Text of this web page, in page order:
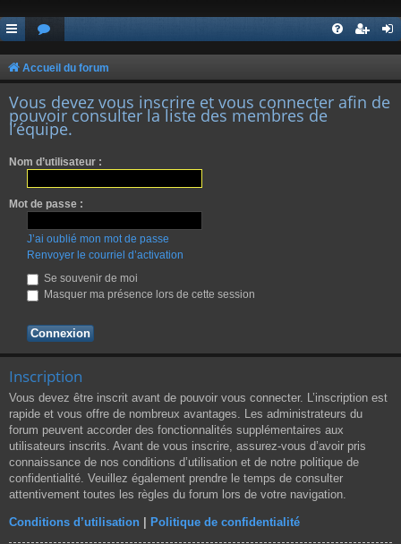
Accueil du forum
Vous devez vous inscrire et vous connecter afin de
pouvoir consulter la liste des membres de
l’équipe.
Nom d’utilisateur :
Mot de passe :
J’ai oublié mon mot de passe
Renvoyer le courriel d’activation
Se souvenir de moi
Masquer ma présence lors de cette session
Inscription
Vous devez être inscrit avant de pouvoir vous connecter. L’inscription est
rapide et vous offre de nombreux avantages. Les administrateurs du
forum peuvent accorder des fonctionnalités supplémentaires aux
utilisateurs inscrits. Avant de vous inscrire, assurez-vous d’avoir pris
connaissance de nos conditions d’utilisation et de notre politique de
confidentialité. Veuillez également prendre le temps de consulter
attentivement toutes les règles du forum lors de votre navigation.
Conditions d’utilisation Politique de confidentialité